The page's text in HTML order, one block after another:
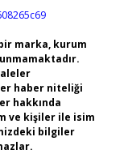
marka, kurum
haber niteliği
hakkında
ve kişiler ile isim
bilgiler